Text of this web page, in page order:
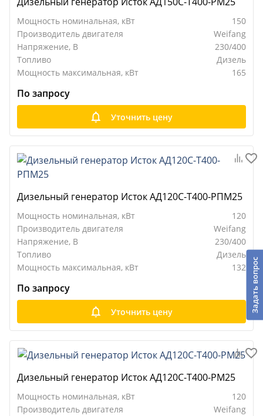
Мощность номинальная, кВт
150
Производитель двигателя
Weifang
Напряжение, В
230/400
Топливо
Дизель
Мощность максимальная, кВт
165
По запросу
Уточнить цену
Дизельный генератор Исток АД120С-Т400-РПМ25
Мощность номинальная, кВт
120
Производитель двигателя
Weifang
Напряжение, В
230/400
Топливо
Дизель
Мощность максимальная, кВт
132
По запросу
Уточнить цену
Дизельный генератор Исток АД120С-Т400-РМ25
Мощность номинальная, кВт
120
Производитель двигателя
Weifang
Задать вопрос